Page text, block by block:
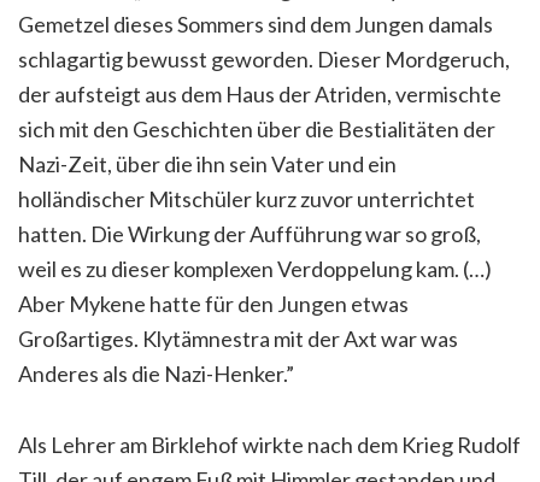
Gemetzel dieses Sommers sind dem Jungen damals
schlagartig bewusst geworden. Dieser Mordgeruch,
der aufsteigt aus dem Haus der Atriden, vermischte
sich mit den Geschichten über die Bestialitäten der
Nazi-Zeit, über die ihn sein Vater und ein
holländischer Mitschüler kurz zuvor unterrichtet
hatten. Die Wirkung der Aufführung war so groß,
weil es zu dieser komplexen Verdoppelung kam. (…)
Aber Mykene hatte für den Jungen etwas
Großartiges. Klytämnestra mit der Axt war was
Anderes als die Nazi-Henker.”
Als Lehrer am Birklehof wirkte nach dem Krieg Rudolf